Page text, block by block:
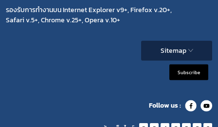
รองรับการทำงานบน Internet Explorer v9+, Firefox v.20+,
Safari v.5+, Chrome v.25+, Opera v.10+
Sitemap
Subscribe
Follow us :